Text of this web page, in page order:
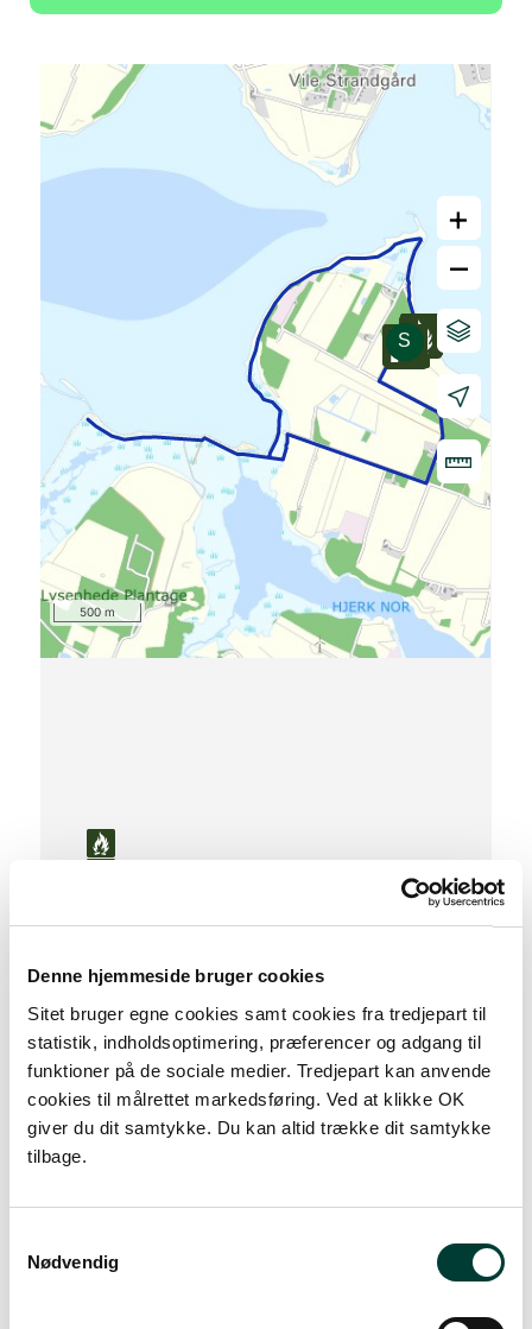
Denne hjemmeside bruger cookies
Sitet bruger egne cookies samt cookies fra tredjepart til
statistik, indholdsoptimering, præferencer og adgang til
funktioner på de sociale medier. Tredjepart kan anvende
cookies til målrettet markedsføring. Ved at klikke OK
giver du dit samtykke. Du kan altid trække dit samtykke
tilbage.
Nødvendig
+
–
500 m
0 km
Lav stigning (maks. 1 %)
Medium stigning (maks. 5 %)
Høj stigning (maks. 8 %)